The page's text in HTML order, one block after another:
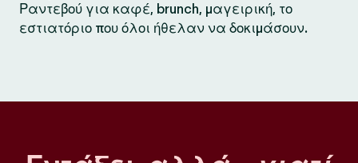
Ραντεβού για καφέ, brunch, μαγειρική, το
εστιατόριο που όλοι ήθελαν να δοκιμάσουν.